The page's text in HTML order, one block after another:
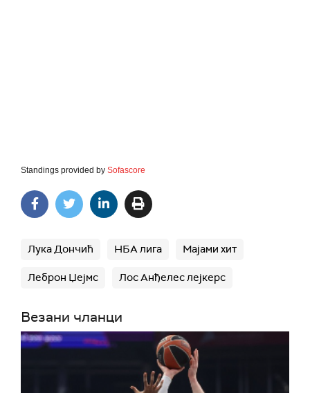
Standings provided by Sofascore
Лука Дончић НБА лига Мајами хит
Леброн Џејмс Лос Анђелес лејкерс
Везани чланци